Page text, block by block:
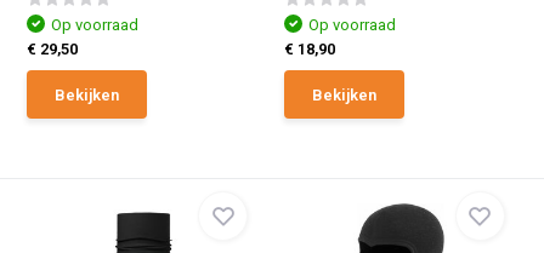
Op voorraad
€ 29,50
Bekijken
Op voorraad
€ 18,90
Bekijken